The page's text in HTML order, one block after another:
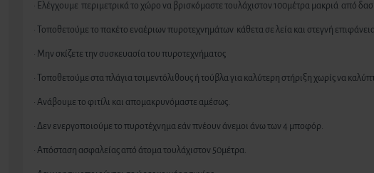
· Ελέγχουμε περιμετρικά το χώρο να βρισκόμαστε τουλάχιστον 100μέτρα μακριά από
· Τοποθετούμε το πακέτο εναέριων πυροτεχνημάτων κάθετα σε λεία και στεγνή
· Μην σκίζετε την συσκευασία του πυροτεχνήματος
· Τοποθετούμε στα πλάγια τσιμεντόλιθους ή τούβλα για καλύτερη στήριξη χωρίς να
· Ανάβουμε το φιτίλι και απομακρυνόμαστε αμέσως.
· Δεν ενεργοποιούμε το πυροτέχνημα εάν πνέουν άνεμοι άνω των 4 μποφόρ.
· Απόσταση ασφαλείας από άτομα τουλάχιστον 50μέτρα.